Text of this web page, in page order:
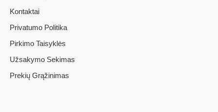
Kontaktai
Privatumo Politika
Pirkimo Taisyklės
Užsakymo Sekimas
Prekių Grąžinimas